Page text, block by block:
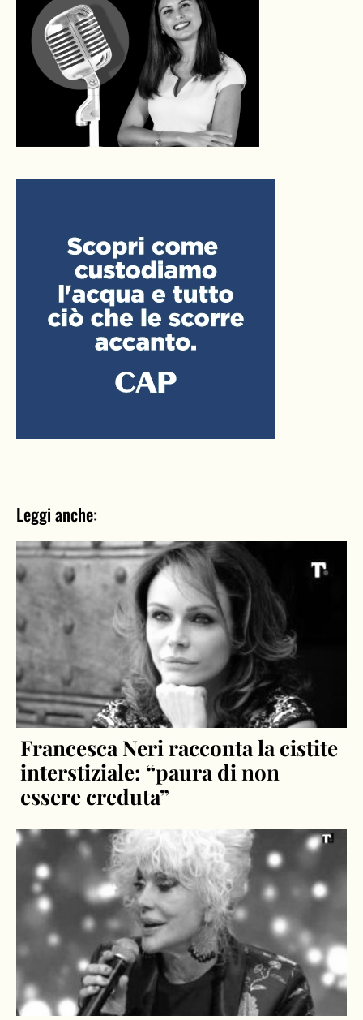
Leggi anche:
Francesca Neri racconta la cistite
interstiziale: “paura di non
essere creduta”